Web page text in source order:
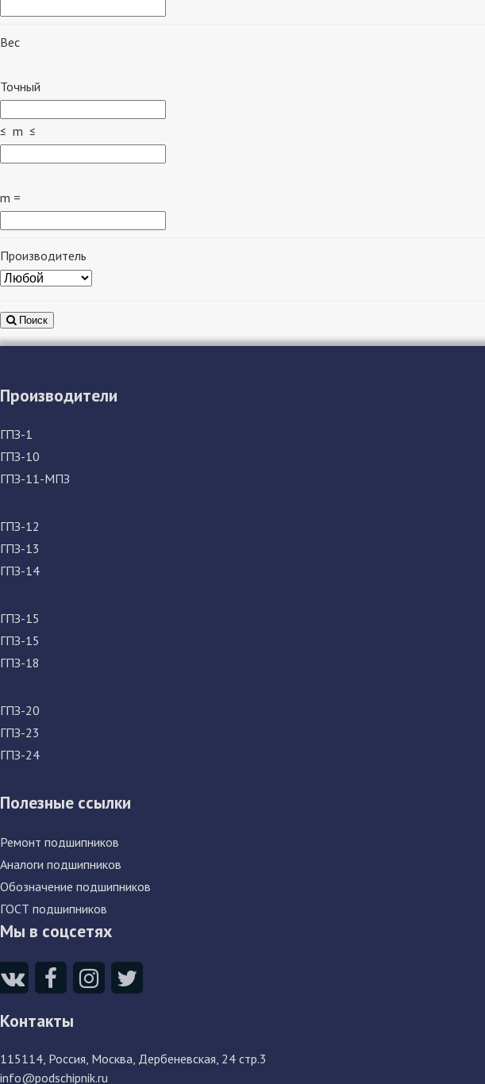
Вес
Точный
≤ m ≤
m =
Производитель
Поиск
Производители
ГПЗ-1
ГПЗ-10
ГПЗ-11-МПЗ
ГПЗ-12
ГПЗ-13
ГПЗ-14
ГПЗ-15
ГПЗ-15
ГПЗ-18
ГПЗ-20
ГПЗ-23
ГПЗ-24
Полезные ссылки
Ремонт подшипников
Аналоги подшипников
Обозначение подшипников
ГОСТ подшипников
Мы в соцсетях
Контакты
115114, Россия, Москва, Дербеневская, 24 стр.3
info@podschipnik.ru